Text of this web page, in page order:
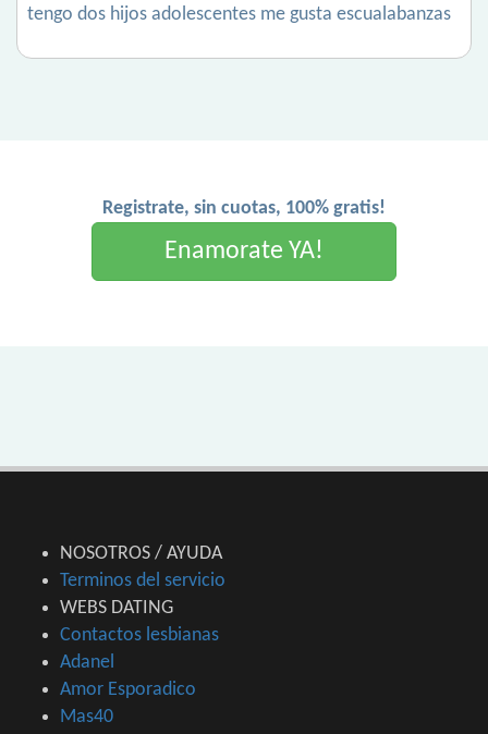
tengo dos hijos adolescentes me gusta escualabanzas
Registrate, sin cuotas, 100% gratis!
Enamorate YA!
NOSOTROS / AYUDA
Terminos del servicio
WEBS DATING
Contactos lesbianas
Adanel
Amor Esporadico
Mas40